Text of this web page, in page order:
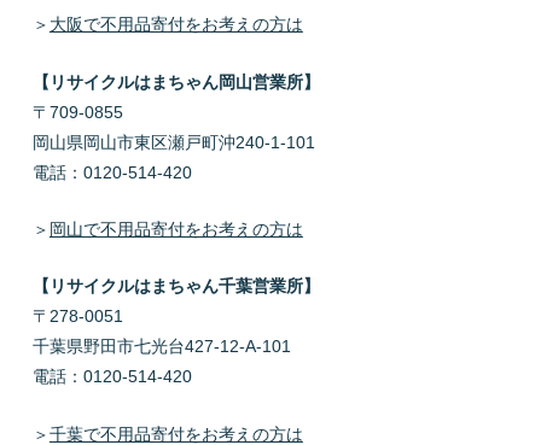
＞ 大阪で不用品寄付をお考えの方は
【リサイクルはまちゃん岡山営業所】
〒709-0855
岡山県岡山市東区瀬戸町沖240-1-101
電話：0120-514-420
＞ 岡山で不用品寄付をお考えの方は
【リサイクルはまちゃん千葉営業所】
〒278-0051
千葉県野田市七光台427-12-A-101
電話：0120-514-420
＞千葉で不用品寄付をお考えの方は